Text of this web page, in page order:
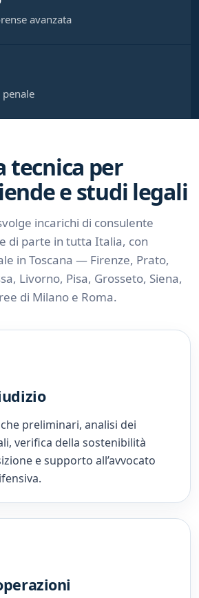
avanzata
penale
tecnica per
e studi legali
incarichi di consulente
di parte in tutta Italia, con
in Toscana — Firenze, Prato,
Livorno, Pisa, Grosseto, Siena,
di Milano e Roma.
preliminari, analisi dei
verifica della sostenibilità
e supporto all’avvocato